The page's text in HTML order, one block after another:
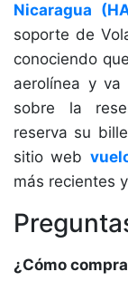
Nicaragua
soporte de
conociendo
aerolínea y
sobre la
reserva su
sitio web
más recientes
¿Cómo